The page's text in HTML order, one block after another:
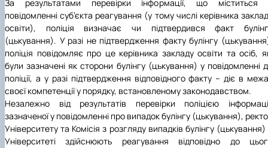
За результатами перевірки інформації, що міститься
повідомленні суб’єкта реагування (у тому числі керівника
освіти), поліція визначає чи підтвердився факт
(цькування). У разі не підтвердження факту булінгу
поліція повідомляє про це керівника закладу освіти та осіб,
були зазначені як сторони булінгу (цькування) у повідомленні
поліції, а у разі підтвердження відповідного факту – діє в
своєї компетенції у порядку, встановленому законодавством.
Незалежно від результатів перевірки поліцією
зазначеної у повідомленні про випадок булінгу (цькування),
Університету та Комісія з розгляду випадків булінгу (цькування)
Університеті здійснюють реагування відповідно до